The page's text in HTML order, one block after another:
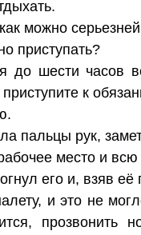
можно
приступать?
шести часов
к
пальцы рук,
место и
его и, взяв её
и это не
прозвонить